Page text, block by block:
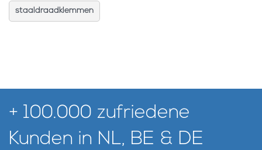
staaldraadklemmen
+ 100.000 zufriedene
Kunden in NL, BE & DE